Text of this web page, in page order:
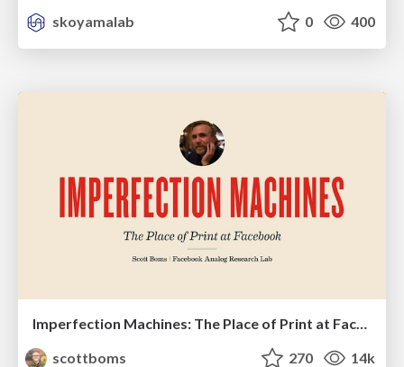
skoyamalab
0 400
Imperfection Machines: The Place of Print at Facebook
scottboms
270 14k